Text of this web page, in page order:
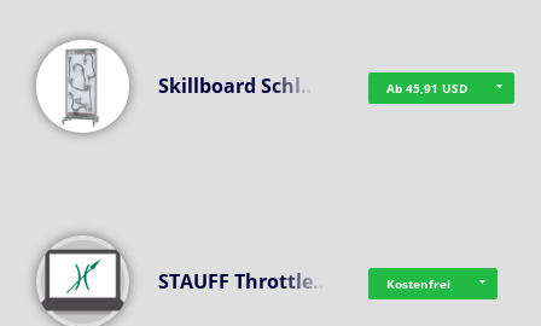
Skillboard Schl… Ab 45,91 USD
STAUFF Throttle… Kostenfrei